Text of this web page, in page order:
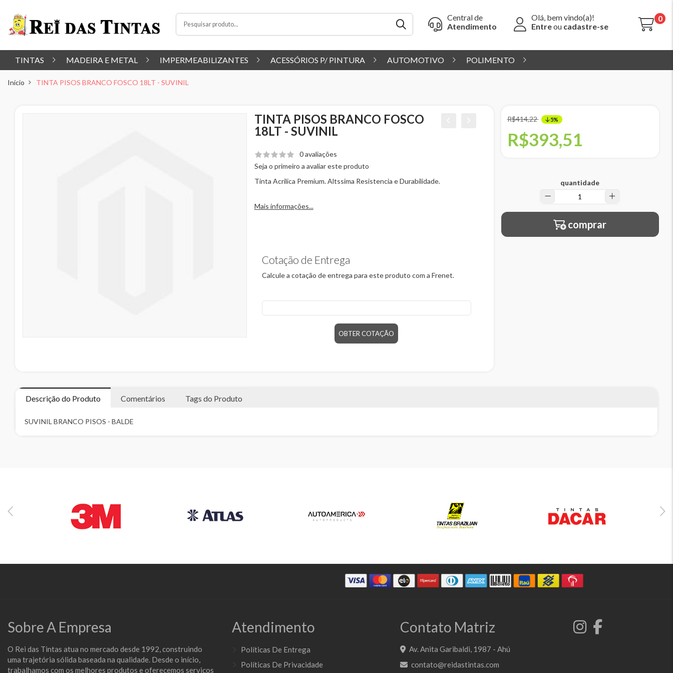
Central de
Atendimento
Olá, bem vindo(a)!
Entreou cadastre-se
0
TINTAS MADEIRA E METAL IMPERMEABILIZANTES ACESSÓRIOS P/ PINTURA AUTOMOTIVO POLIMENTO
Início TINTA PISOS BRANCO FOSCO 18LT - SUVINIL
TINTA PISOS BRANCO FOSCO
18LT - SUVINIL
0 avaliações
Seja o primeiro a avaliar este produto
Tinta Acrilica Premium. Alt­ssima Resistencia e Durabilidade.
Mais informações...
Cotação de Entrega
Calcule a cotação de entrega para este produto com a Frenet.
OBTER COTAÇÃO
R$414,22 5%
R$393,51
quantidade
comprar
Descrição do Produto Comentários Tags do Produto
SUVINIL BRANCO PISOS - BALDE
Sobre A Empresa
O Rei das Tintas atua no mercado desde 1992, construindo
uma trajetória sólida baseada na qualidade. Desde o início,
trabalhamos com os melhores produtos e oferecemos serviços
Atendimento
Políticas De Entrega
Políticas De Privacidade
Contato Matriz
Av. Anita Garibaldi, 1987 - Ahú
contato@reidastintas.com